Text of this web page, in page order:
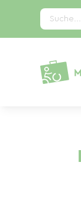
Suche...
Cookie-